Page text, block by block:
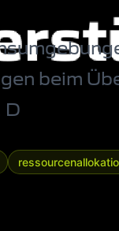
beim
D